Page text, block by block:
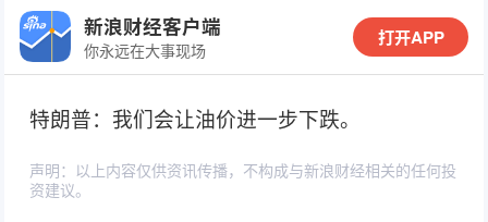
新浪财经客户端
你永远在大事现场
打开APP
特朗普：我们会让油价进一步下跌。
声明：以上内容仅供资讯传播，不构成与新浪财经相关的任何投
资建议。